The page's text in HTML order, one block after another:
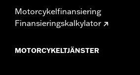
Motorcykelfinansiering
Finansieringskalkylator
MOTORCYKELTJÄNSTER